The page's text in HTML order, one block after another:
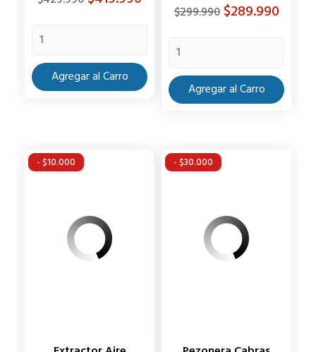
Agregar al Carro
Precio
$299.990 Precio
$289.990
Agregar al Carro
- $10.000 - $30.000